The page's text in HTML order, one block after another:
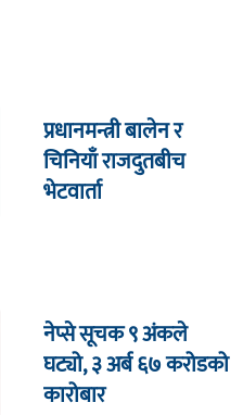
प्रधानमन्त्री बालेन र
चिनियाँ राजदुतबीच
भेटवार्ता
नेप्से सूचक ९ अंकले
घट्यो, ३ अर्ब ६७ करोडको
कारोबार